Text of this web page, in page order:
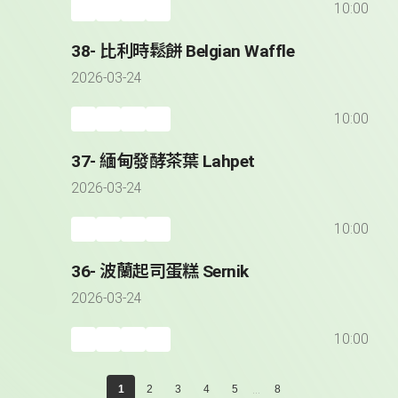
10:00
38- 比利時鬆餅 Belgian Waffle
2026-03-24
10:00
37- 緬甸發酵茶葉 Lahpet
2026-03-24
10:00
36- 波蘭起司蛋糕 Sernik
2026-03-24
10:00
1 2 3 4 5 ... 8